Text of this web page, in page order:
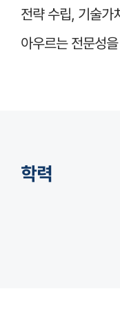
전략 수립, 기술가
아우르는 전문성
학력